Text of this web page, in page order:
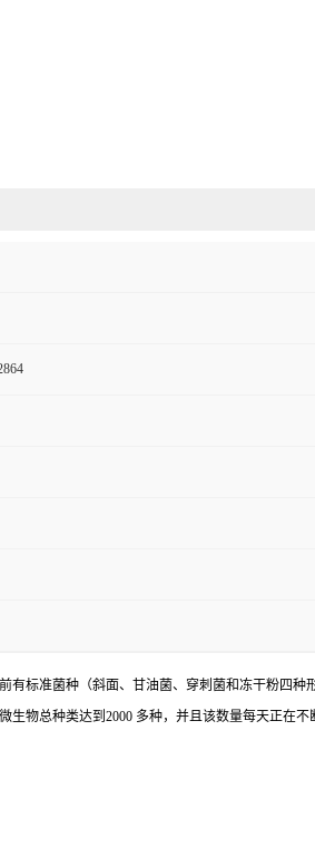
标准菌种（斜面、甘油菌、穿刺菌和冻干粉四
物总种类达到2000 多种，并且该数量每天正在不